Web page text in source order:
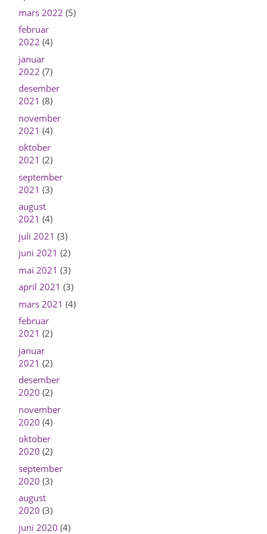
mars 2022 (5)
februar
2022 (4)
januar
2022 (7)
desember
2021 (8)
november
2021 (4)
oktober
2021 (2)
september
2021 (3)
august
2021 (4)
juli 2021 (3)
juni 2021 (2)
mai 2021 (3)
april 2021 (3)
mars 2021 (4)
februar
2021 (2)
januar
2021 (2)
desember
2020 (2)
november
2020 (4)
oktober
2020 (2)
september
2020 (3)
august
2020 (3)
juni 2020 (4)